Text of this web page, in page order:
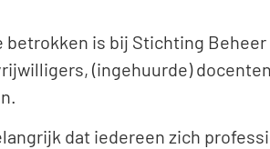
is bij Stichting
(ingehuurde)
dat iedereen zich